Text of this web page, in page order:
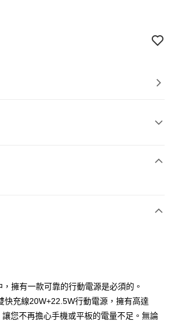
」】
到商品之後才付款」的支付方式。 讓您購物簡單
擁有一款可靠的行動電源是必須的。
快充線20W+22.5W行動電源，擁有高達
您不再擔心手機或平板的電量不足。無論